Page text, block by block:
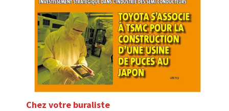
Chez votre buraliste